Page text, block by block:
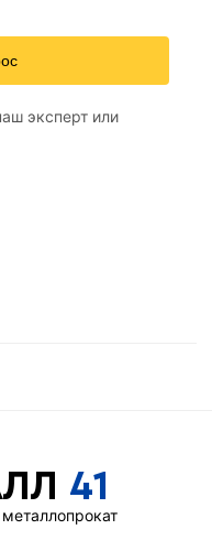
эксперт или
41